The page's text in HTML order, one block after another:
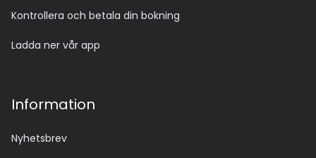
Kontrollera och betala din bokning
Ladda ner vår app
Information
Nyhetsbrev